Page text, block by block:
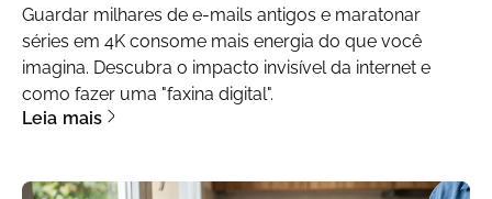
Guardar milhares de e-mails antigos e maratonar
séries em 4K consome mais energia do que você
imagina. Descubra o impacto invisível da internet e
como fazer uma "faxina digital".
Leia mais